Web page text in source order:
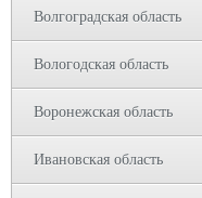
Волгоградская область
Вологодская область
Воронежская область
Ивановская область